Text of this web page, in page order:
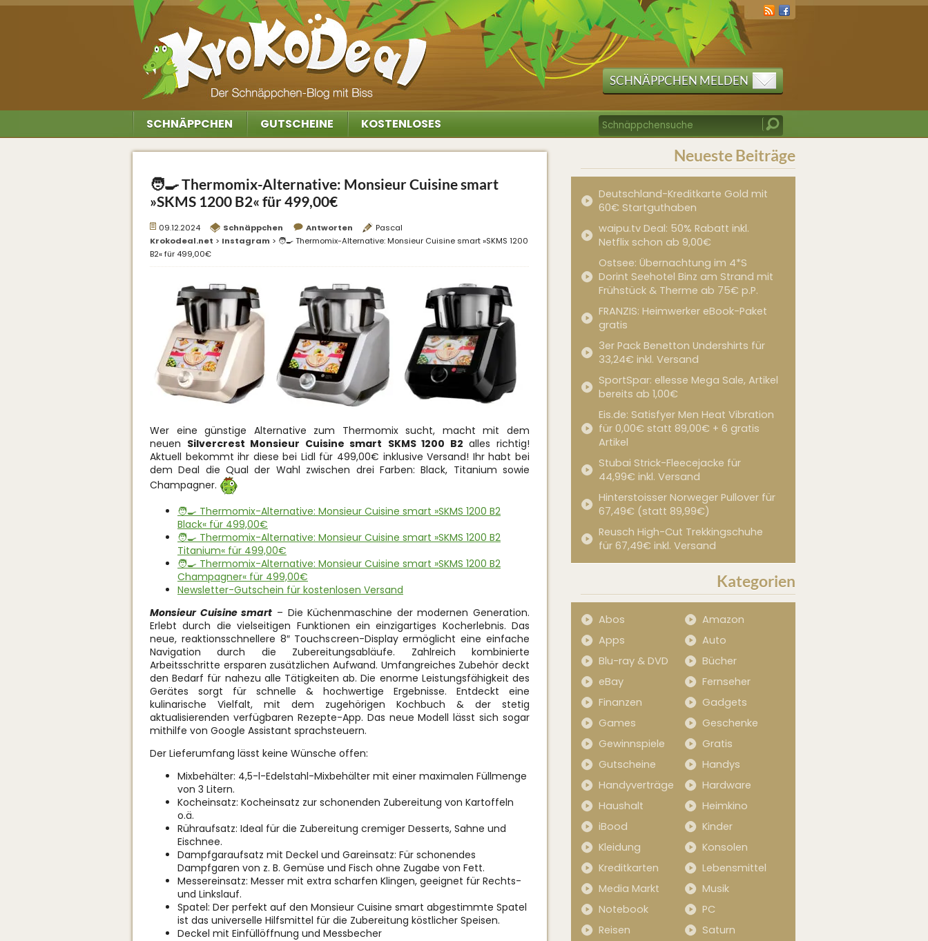
SCHNÄPPCHEN MELDEN
SCHNÄPPCHEN GUTSCHEINE KOSTENLOSES
🧑‍🍳 Thermomix-Alternative: Monsieur Cuisine smart
»SKMS 1200 B2« für 499,00€
09.12.2024 Schnäppchen Antworten
Pascal
Krokodeal.net > Instagram > 🧑‍🍳 Thermomix-Alternative: Monsieur Cuisine smart »SKMS 1200
B2« für 499,00€
Wer eine günstige Alternative zum Thermomix sucht, macht mit dem
neuen Silvercrest Monsieur Cuisine smart SKMS 1200 B2 alles richtig!
Aktuell bekommt ihr diese bei Lidl für 499,00€ inklusive Versand! Ihr habt bei
dem Deal die Qual der Wahl zwischen drei Farben: Black, Titanium sowie
Champagner.
🧑‍🍳 Thermomix-Alternative: Monsieur Cuisine smart »SKMS 1200 B2
Black« für 499,00€
🧑‍🍳 Thermomix-Alternative: Monsieur Cuisine smart »SKMS 1200 B2
Titanium« für 499,00€
🧑‍🍳 Thermomix-Alternative: Monsieur Cuisine smart »SKMS 1200 B2
Champagner« für 499,00€
Newsletter-Gutschein für kostenlosen Versand
Monsieur Cuisine smart – Die Küchenmaschine der modernen Generation.
Erlebt durch die vielseitigen Funktionen ein einzigartiges Kocherlebnis. Das
neue, reaktionsschnellere 8″ Touchscreen-Display ermöglicht eine einfache
Navigation durch die Zubereitungsabläufe. Zahlreich kombinierte
Arbeitsschritte ersparen zusätzlichen Aufwand. Umfangreiches Zubehör deckt
den Bedarf für nahezu alle Tätigkeiten ab. Die enorme Leistungsfähigkeit des
Gerätes sorgt für schnelle & hochwertige Ergebnisse. Entdeckt eine
kulinarische Vielfalt, mit dem zugehörigen Kochbuch & der stetig
aktualisierenden verfügbaren Rezepte-App. Das neue Modell lässt sich sogar
mithilfe von Google Assistant sprachsteuern.
Der Lieferumfang lässt keine Wünsche offen:
Mixbehälter: 4,5-l-Edelstahl-Mixbehälter mit einer maximalen Füllmenge
von 3 Litern.
Kocheinsatz: Kocheinsatz zur schonenden Zubereitung von Kartoffeln
o.ä.
Rühraufsatz: Ideal für die Zubereitung cremiger Desserts, Sahne und
Eischnee.
Dampfgaraufsatz mit Deckel und Gareinsatz: Für schonendes
Dampfgaren von z. B. Gemüse und Fisch ohne Zugabe von Fett.
Messereinsatz: Messer mit extra scharfen Klingen, geeignet für Rechts-
und Linkslauf.
Spatel: Der perfekt auf den Monsieur Cuisine smart abgestimmte Spatel
ist das universelle Hilfsmittel für die Zubereitung köstlicher Speisen.
Deckel mit Einfüllöffnung und Messbecher
Neueste Beiträge
Deutschland-Kreditkarte Gold mit
60€ Startguthaben
waipu.tv Deal: 50% Rabatt inkl.
Netflix schon ab 9,00€
Ostsee: Übernachtung im 4*S
Dorint Seehotel Binz am Strand mit
Frühstück & Therme ab 75€ p.P.
FRANZIS: Heimwerker eBook-Paket
gratis
3er Pack Benetton Undershirts für
33,24€ inkl. Versand
SportSpar: ellesse Mega Sale, Artikel
bereits ab 1,00€
Eis.de: Satisfyer Men Heat Vibration
für 0,00€ statt 89,00€ + 6 gratis
Artikel
Stubai Strick-Fleecejacke für
44,99€ inkl. Versand
Hinterstoisser Norweger Pullover für
67,49€ (statt 89,99€)
Reusch High-Cut Trekkingschuhe
für 67,49€ inkl. Versand
Kategorien
Abos
Amazon
Apps
Auto
Blu-ray & DVD
Bücher
eBay
Fernseher
Finanzen
Gadgets
Games
Geschenke
Gewinnspiele
Gratis
Gutscheine
Handys
Handyverträge
Hardware
Haushalt
Heimkino
iBood
Kinder
Kleidung
Konsolen
Kreditkarten
Lebensmittel
Media Markt
Musik
Notebook
PC
Reisen
Saturn